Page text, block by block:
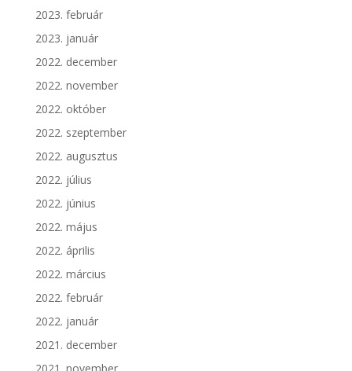
2023. február
2023. január
2022. december
2022. november
2022. október
2022. szeptember
2022. augusztus
2022. július
2022. június
2022. május
2022. április
2022. március
2022. február
2022. január
2021. december